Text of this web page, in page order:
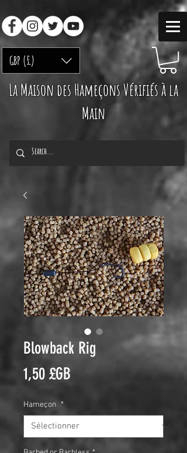
GBP (£)
La Maison des Hameçons Vérifiés à la
Main
Blowback Rig
1,50 £GB
Hameçon *